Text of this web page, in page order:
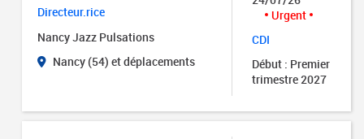
Directeur.rice
Nancy Jazz Pulsations
Nancy (54) et déplacements
Urgent
CDI
Début : Premier
trimestre 2027